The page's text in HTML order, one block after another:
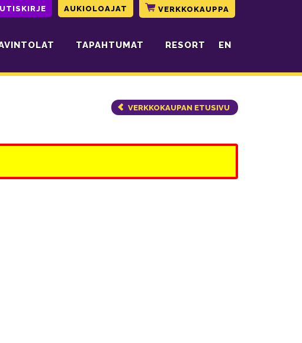
AUKIOLOAJAT VERKKOKAUPPA
TAPAHTUMAT RESORT EN
VERKKOKAUPAN ETUSIVU